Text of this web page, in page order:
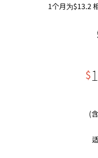
1个月为$13.2
$
(